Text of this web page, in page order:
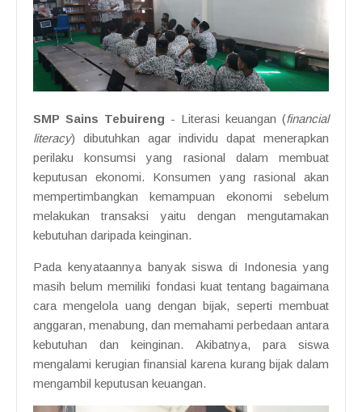
SMP Sains Tebuireng - Literasi keuangan (financial
literacy) dibutuhkan agar individu dapat menerapkan
perilaku konsumsi yang rasional dalam membuat
keputusan ekonomi. Konsumen yang rasional akan
mempertimbangkan kemampuan ekonomi sebelum
melakukan transaksi yaitu dengan mengutamakan
kebutuhan daripada keinginan.
Pada kenyataannya banyak siswa di Indonesia yang
masih belum memiliki fondasi kuat tentang bagaimana
cara mengelola uang dengan bijak, seperti membuat
anggaran, menabung, dan memahami perbedaan antara
kebutuhan dan keinginan. Akibatnya, para siswa
mengalami kerugian finansial karena kurang bijak dalam
mengambil keputusan keuangan.